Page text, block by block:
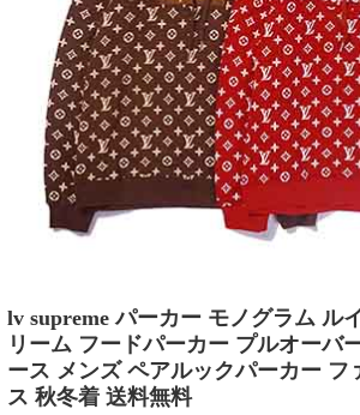
lv supreme パーカー モノグラム ル
リーム フードパーカー プルオーバ
ース メンズ ペアルックパーカー フ
ス 秋冬着 送料無料